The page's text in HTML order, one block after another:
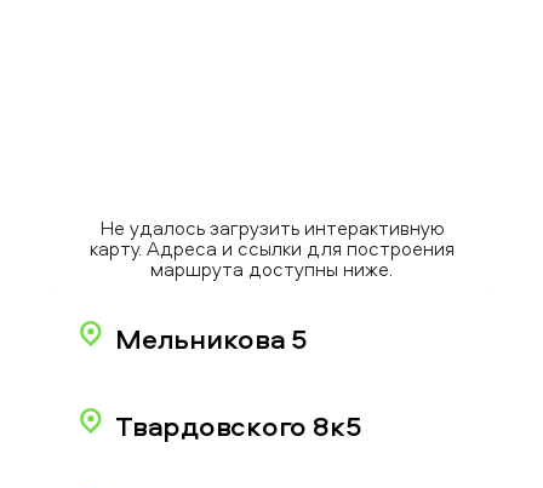
Не удалось загрузить интерактивную
карту. Адреса и ссылки для построения
маршрута доступны ниже.
Мельникова 5
Твардовского 8к5